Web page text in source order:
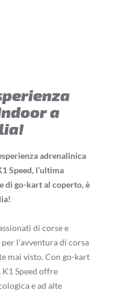
a
adrenalinica
Speed, l’ultima
di go-kart al coperto, è
di corse e
l’avventura di corsa
mai visto. Con go-kart
Speed offre
e ad alte